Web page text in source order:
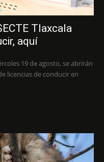
Tlaxcala
aquí
19 de agosto, se abrirán
licencias de conducir en